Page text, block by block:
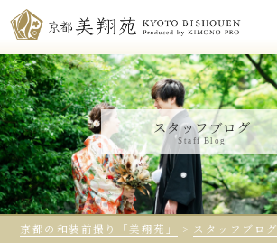
スタッフブログ
Staff Blog
京都の和装前撮り「美翔苑」 > スタッフブログ